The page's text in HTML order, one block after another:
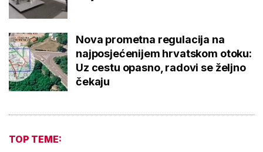
Nova prometna regulacija na
najposjećenijem hrvatskom otoku:
Uz cestu opasno, radovi se željno
čekaju
TOP TEME: